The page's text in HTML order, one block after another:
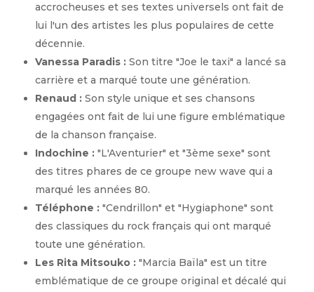
accrocheuses et ses textes universels ont fait de
lui l'un des artistes les plus populaires de cette
décennie.
Vanessa Paradis :Son titre "Joe le taxi" a lancé sa
carrière et a marqué toute une génération.
Renaud :Son style unique et ses chansons
engagées ont fait de lui une figure emblématique
de la chanson française.
Indochine :"L'Aventurier" et "3ème sexe" sont
des titres phares de ce groupe new wave qui a
marqué les années 80.
Téléphone :"Cendrillon" et "Hygiaphone" sont
des classiques du rock français qui ont marqué
toute une génération.
Les Rita Mitsouko :"Marcia Baïla" est un titre
emblématique de ce groupe original et décalé qui